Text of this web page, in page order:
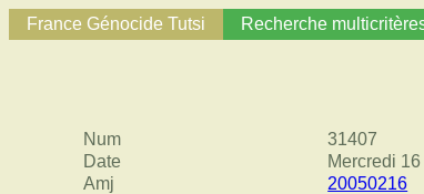
France Génocide Tutsi Recherche
Num
31407
Date
Mercredi
Amj
20050216